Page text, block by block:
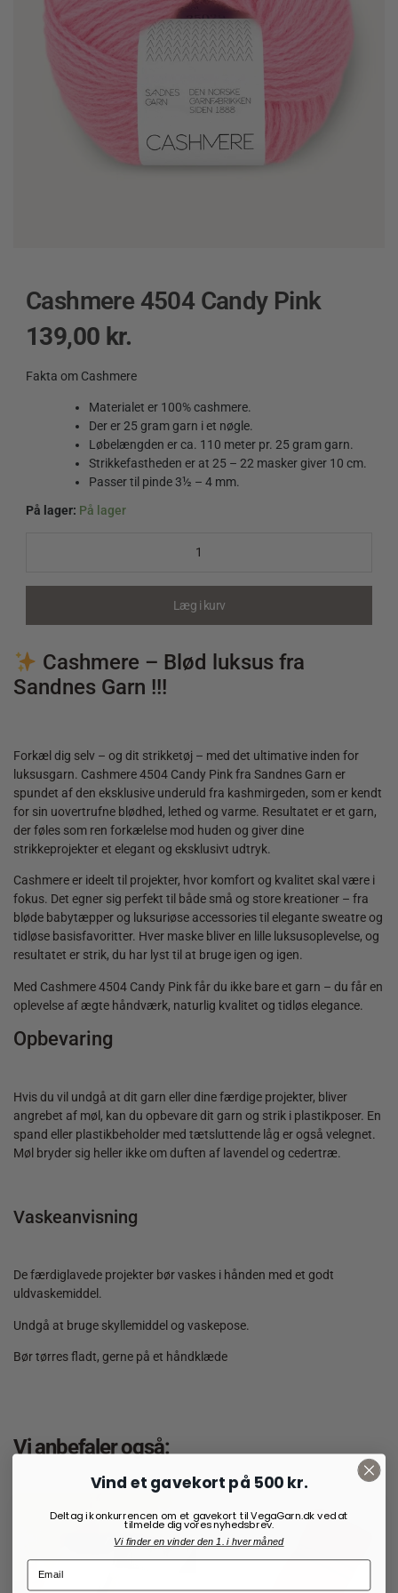
Cashmere 4504 Candy Pink
139,00 kr.
Fakta om Cashmere
Materialet er 100% cashmere.
Der er 25 gram garn i et nøgle.
Løbelængden er ca. 110 meter pr. 25 gram garn.
Strikkefastheden er at 25 – 22 masker giver 10 cm.
Passer til pinde 3½ – 4 mm.
På lager: På lager
Cashmere
Læg i kurv
Cashmere – Blød luksus fra
Sandnes Garn !!!
Forkæl dig selv – og dit strikketøj – med det ultimative inden for
luksusgarn. Cashmere 4504 Candy Pink fra Sandnes Garn er
spundet af den eksklusive underuld fra kashmirgeden, som er kendt
for sin uovertrufne blødhed, lethed og varme. Resultatet er et garn,
der føles som ren forkælelse mod huden og giver dine
strikkeprojekter et elegant og eksklusivt udtryk.
Cashmere er ideelt til projekter, hvor komfort og kvalitet skal være i
fokus. Det egner sig perfekt til både små og store kreationer – fra
bløde babytæpper og luksuriøse accessories til elegante sweatre og
tidløse basisfavoritter. Hver maske bliver en lille luksusoplevelse, og
resultatet er strik, du har lyst til at bruge igen og igen.
Med Cashmere 4504 Candy Pink får du ikke bare et garn – du får en
oplevelse af ægte håndværk, naturlig kvalitet og tidløs elegance.
Opbevaring
Hvis du vil undgå at dit garn eller dine færdige projekter, bliver
angrebet af møl, kan du opbevare dit garn og strik i plastikposer. En
spand eller plastikbeholder med tætsluttende låg er også velegnet.
Møl bryder sig heller ikke om duften af lavendel og cedertræ.
Vaskeanvisning
De færdiglavede projekter bør vaskes i hånden med et godt
uldvaskemiddel.
Undgå at bruge skyllemiddel og vaskepose.
Bør tørres fladt, gerne på et håndklæde
Vi anbefaler også:
Vind et gavekort på 500 kr.
Deltag i konkurrencen om et gavekort til VegaGarn.dk ved at
tilmelde dig vores nyhedsbrev.
Vi finder en vinder den 1. i hver måned